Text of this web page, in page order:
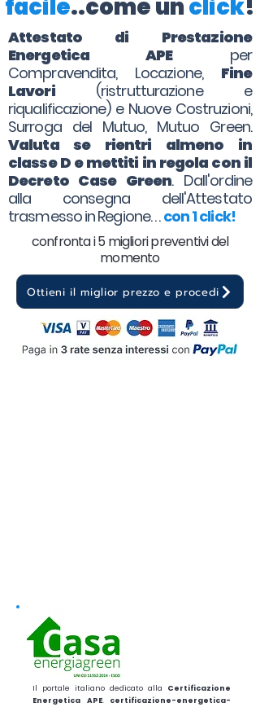
facile..come unclick!
Attestato di Prestazione
Energetica APEper
Compravendita, Locazione, Fine
Lavori(ristrutturazione e
riqualificazione) e Nuove Costruzioni,
Surroga del Mutuo, Mutuo Green.
Valuta se rientri almeno in
classe D e mettiti in regola con il
Decreto Case Green. Dall'ordine
alla consegna dell'Attestato
trasmesso in Regione. . .con 1 click!
confronta i 5 migliori preventivi del
momento
Ottieni il miglior prezzo e procedi
Il portale italiano dedicato alla Certificazione
Energetica APE. certificazione-energetica-